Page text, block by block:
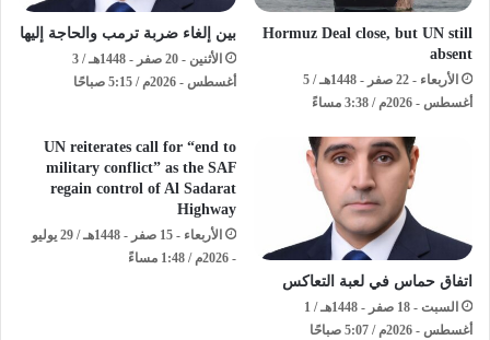
Hormuz Deal close, but UN still
absent
الأربعاء - 22 صفر - 1448هـ / 5
أغسطس - 2026م / 3:38 مساءً
بين إلغاء ضربة ترمب والحاجة إليها
الأثنين - 20 صفر - 1448هـ / 3
أغسطس - 2026م / 5:15 صباحًا
اتفاق حماس في لعبة التعاكس
السبت - 18 صفر - 1448هـ / 1
أغسطس - 2026م / 5:07 صباحًا
UN reiterates call for “end to
military conflict” as the SAF
regain control of Al Sadarat
Highway
الأربعاء - 15 صفر - 1448هـ / 29 يوليو
- 2026م / 1:48 مساءً